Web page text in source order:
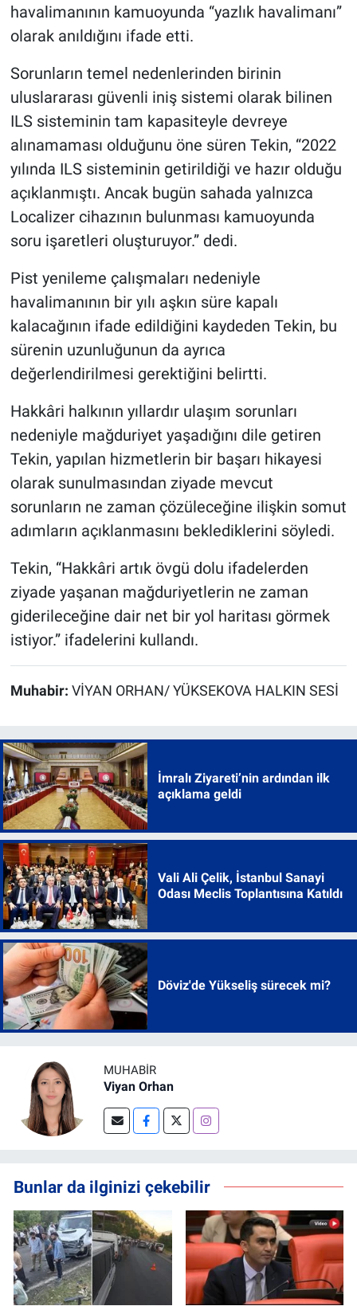
havalimanının kamuoyunda “yazlık havalimanı”
olarak anıldığını ifade etti.
Sorunların temel nedenlerinden birinin
uluslararası güvenli iniş sistemi olarak bilinen
ILS sisteminin tam kapasiteyle devreye
alınamaması olduğunu öne süren Tekin, “2022
yılında ILS sisteminin getirildiği ve hazır olduğu
açıklanmıştı. Ancak bugün sahada yalnızca
Localizer cihazının bulunması kamuoyunda
soru işaretleri oluşturuyor.” dedi.
Pist yenileme çalışmaları nedeniyle
havalimanının bir yılı aşkın süre kapalı
kalacağının ifade edildiğini kaydeden Tekin, bu
sürenin uzunluğunun da ayrıca
değerlendirilmesi gerektiğini belirtti.
Hakkâri halkının yıllardır ulaşım sorunları
nedeniyle mağduriyet yaşadığını dile getiren
Tekin, yapılan hizmetlerin bir başarı hikayesi
olarak sunulmasından ziyade mevcut
sorunların ne zaman çözüleceğine ilişkin somut
adımların açıklanmasını beklediklerini söyledi.
Tekin, “Hakkâri artık övgü dolu ifadelerden
ziyade yaşanan mağduriyetlerin ne zaman
giderileceğine dair net bir yol haritası görmek
istiyor.” ifadelerini kullandı.
Muhabir: VİYAN ORHAN/ YÜKSEKOVA HALKIN SESİ
İmralı Ziyareti’nin ardından ilk
açıklama geldi
Vali Ali Çelik, İstanbul Sanayi
Odası Meclis Toplantısına Katıldı
Döviz'de Yükseliş sürecek mi?
MUHABIR
Viyan Orhan
Bunlar da ilginizi çekebilir